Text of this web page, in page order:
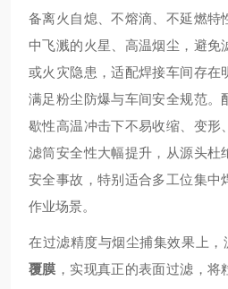
备离火自熄、不熔滴、不延燃特
中飞溅的火星、高温烟尘，避免
或火灾隐患，适配焊接车间存在
满足粉尘防爆与车间安全规范。
歇性高温冲击下不易收缩、变形
滤筒安全性大幅提升，从源头杜
安全事故，特别适合多工位集中
作业场景。
在过滤精度与烟尘捕集效果上，
覆膜 ，实现真正的表面过滤，